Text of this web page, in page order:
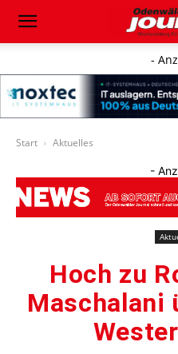
-
Start Aktuelles
-
Hoch zu
Maschalani